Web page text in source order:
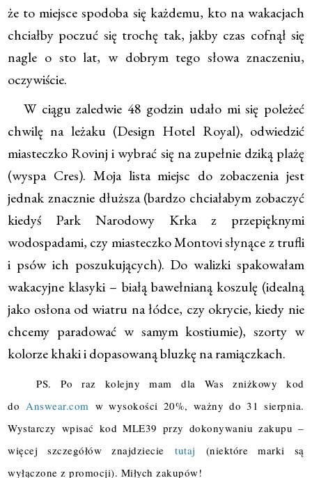
że to miejsce spodoba się każdemu, kto na wakacjach
chciałby poczuć się trochę tak, jakby czas cofnął się
nagle o sto lat, w dobrym tego słowa znaczeniu,
oczywiście.
W ciągu zaledwie 48 godzin udało mi się poleżeć
chwilę na leżaku (Design Hotel Royal), odwiedzić
miasteczko Rovinj i wybrać się na zupełnie dziką plażę
(wyspa Cres). Moja lista miejsc do zobaczenia jest
jednak znacznie dłuższa (bardzo chciałabym zobaczyć
kiedyś Park Narodowy Krka z przepięknymi
wodospadami, czy miasteczko Montovi słynące z trufli
i psów ich poszukujących). Do walizki spakowałam
wakacyjne klasyki – białą bawełnianą koszulę (idealną
jako osłona od wiatru na łódce, czy okrycie, kiedy nie
chcemy paradować w samym kostiumie), szorty w
kolorze khaki i dopasowaną bluzkę na ramiączkach.
PS. Po raz kolejny mam dla Was zniżkowy kod
do Answear.com w wysokości 20%, ważny do 31 sierpnia.
Wystarczy wpisać kod MLE39 przy dokonywaniu zakupu –
więcej szczegółów znajdziecie tutaj (niektóre marki są
wyłączone z promocji). Miłych zakupów!